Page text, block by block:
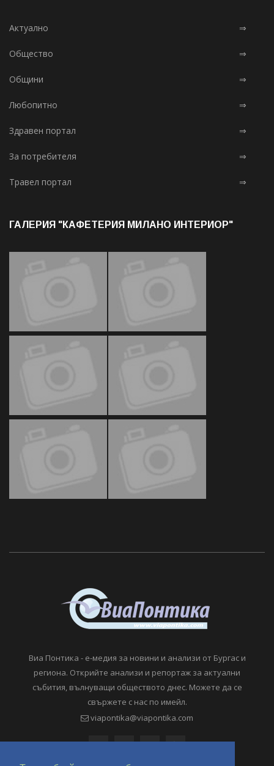
Актуално ⇒
Общество ⇒
Общини ⇒
Любопитно ⇒
Здравен портал ⇒
За потребителя ⇒
Травел портал ⇒
ГАЛЕРИЯ "КАФЕТЕРИЯ МИЛАНО ИНТЕРИОР"
Виа Понтика - е-медия за новини и анализи от Бургас и
региона. Открийте анализи и репортаж за актуални
събития, вълнуващи обществото днес. Можете да се
свържете с нас по имейл.
viapontika@viapontika.com